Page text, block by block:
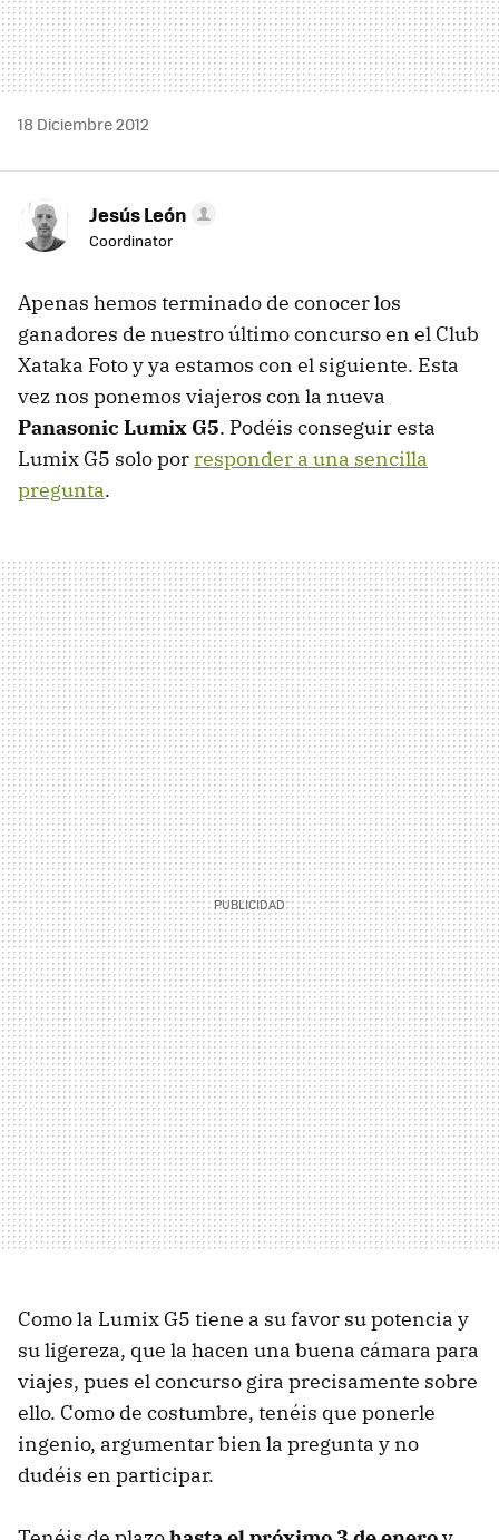
18 Diciembre 2012
Jesús León
Coordinator
Apenas hemos terminado de conocer los
ganadores de nuestro último concurso en el Club
Xataka Foto y ya estamos con el siguiente. Esta
vez nos ponemos viajeros con la nueva
Panasonic Lumix G5. Podéis conseguir esta
Lumix G5 solo por responder a una sencilla
pregunta.
Como la Lumix G5 tiene a su favor su potencia y
su ligereza, que la hacen una buena cámara para
viajes, pues el concurso gira precisamente sobre
ello. Como de costumbre, tenéis que ponerle
ingenio, argumentar bien la pregunta y no
dudéis en participar.